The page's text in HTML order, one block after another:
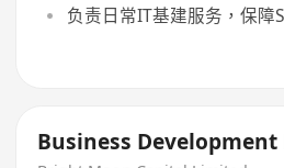
负责日常IT基建服务，保障
Business Development